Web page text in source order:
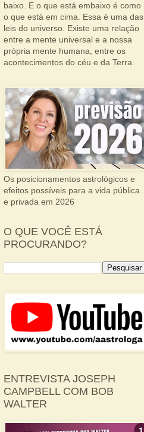
baixo. E o que está embaixo é como
o que está em cima. Essa é uma das
leis do universo. Existe uma relação
entre a mente universal e a nossa
própria mente humana, entre os
acontecimentos do céu e da Terra.
Os posicionamentos astrológicos e
efeitos possíveis para a vida pública
e privada em 2026
O QUE VOCÊ ESTÁ
PROCURANDO?
ENTREVISTA JOSEPH
CAMPBELL COM BOB
WALTER